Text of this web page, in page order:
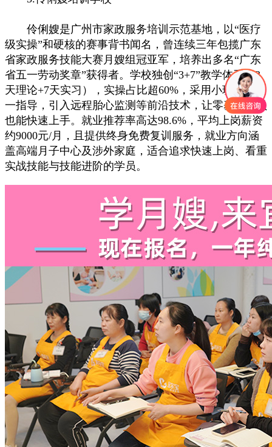
伶俐嫂是广州市家政服务培训示范基地，以“医疗
级实操”和硬核的赛事背书闻名，曾连续三年包揽广东
省家政服务技能大赛月嫂组冠亚军，培养出多名“广东
省五一劳动奖章”获得者。学校独创“3+7”教学体系（3
天理论+7天实习），实操占比超60%，采用小班制一对
一指导，引入远程胎心监测等前沿技术，让零基础学员
也能快速上手。就业推荐率高达98.6%，平均上岗薪资
约9000元/月，且提供终身免费复训服务，就业方向涵
盖高端月子中心及涉外家庭，适合追求快速上岗、看重
实战技能与技能进阶的学员。